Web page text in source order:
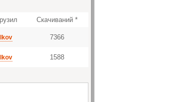
Скачиваний *
7366
1588